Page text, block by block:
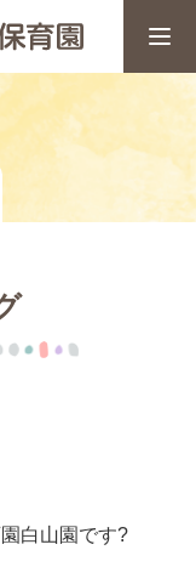
白山園です?